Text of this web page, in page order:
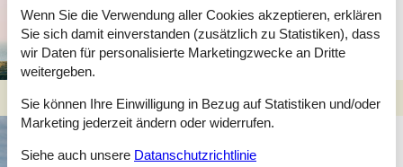
Maritime Ruhe und
Urlaubsglück
Südlicher Ostseezauber
Wenn Sie die Verwendung aller Cookies akzeptieren, erklären
Sie sich damit einverstanden (zusätzlich zu Statistiken), dass
wir Daten für personalisierte Marketingzwecke an Dritte
weitergeben.
Sie können Ihre Einwilligung in Bezug auf Statistiken und/oder
Marketing jederzeit ändern oder widerrufen.
Siehe auch unsere Datanschutzrichtlinie